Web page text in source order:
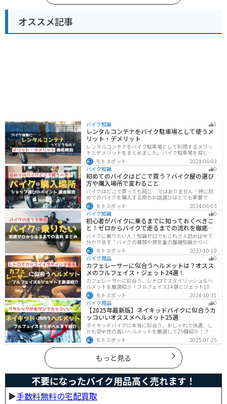
オススメ記事
バイク知識 1
レンタルコンテナをバイク駐車場として使うメ
リット・デメリット
レンタルコンテナをバイク駐車場として利用するメリッ
トとデメリットをまとめました。バイク駐車場を探して
いるなら、最強のセキュリティでバイクの劣化も防げる
レンタルコンテナを検討してみませんか？キャンペーン
を利用することで格安で利用できます。
モトスポット
2024-06-03
バイク知識
0
初めてのバイクはどこで買う？バイク屋の選び
方や購入場所で変わること
バイクはどこで買っても同じ…ではありません！特に初
めてのバイクを購入する際のお店選びはとても重要で
す。どんなお店で購入するのがベストなのか？失敗しな
いお店選びのポイントをまとめます。
モトスポット
2024-06-03
バイク知識
0
初心者がバイクに乗るまでに知っておくべきこ
と！ゼロからバイクで走るまでの流れを徹底解
説
バイクに乗りたい人！知識ゼロでもこれさえ読めば全て
分かります！バイクの種類や排気量の基礎知識からバイ
クの選び方、免許の取り方、購入、納車、その後のバイ
クライフまで全てサポートします！
モトスポット
2023-10-10
バイク用品
0
カフェレーサーに似合うヘルメットは？オスス
メのフルフェイス・ジェット24選！
カフェレーサーに似合う、レトロでスタイリッシュなヘ
ルメットを厳選紹介！フルフェイス14選とジェット10選
の多彩なラインナップで、安全性とデザインの両立を実
現。こだわりのヘルメットで、あなたのライダーズライ
フをより魅力的にアップグレードしましょう！
モトスポット
2024-10-31
バイク用品
0
【2025年最新版】ネイキッドバイクに似合うカ
ッコいいオススメヘルメット25選
ネイキッドバイクに本当に似合う、おしゃれで快適、し
かも安全性の高いヘルメットを厳選して25個紹介！フル
フェイス・ジェット・システムなどタイプ別に特徴や選
び方も徹底解説。街乗りやツーリング、初心者からベテ
ランまで満足できるモデルを集めました。
モトスポット 2025-07-25
もっと見る
不要になったバイク用品高く売れます！
▶︎手数料無料の宅配買取